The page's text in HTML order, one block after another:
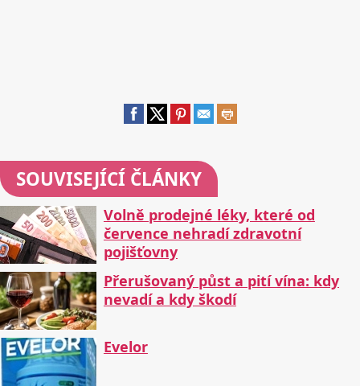
SOUVISEJÍCÍ ČLÁNKY
Volně prodejné léky, které od
července nehradí zdravotní
pojišťovny
Přerušovaný půst a pití vína: kdy
nevadí a kdy škodí
Evelor